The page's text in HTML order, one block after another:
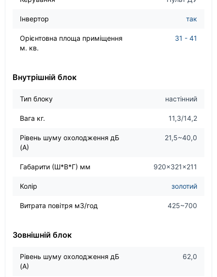
Інвертор так
Орієнтовна площа приміщення
м. кв.
31 - 41
Внутрішній блок
Тип блоку настінний
Вага кг. 11,3/14,2
Рівень шуму охолодження дБ
(А)
21,5~40,0
Габарити (Ш*В*Г) мм 920×321×211
Колір золотий
Витрата повітря м3/год 425~700
Зовнішній блок
Рівень шуму охолодження дБ
(А)
62,0